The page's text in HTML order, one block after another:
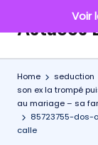
Skip
content
Astuces
Home
seduction
son ex la trompé
au mariage – sa
85723755-
calle
Voir